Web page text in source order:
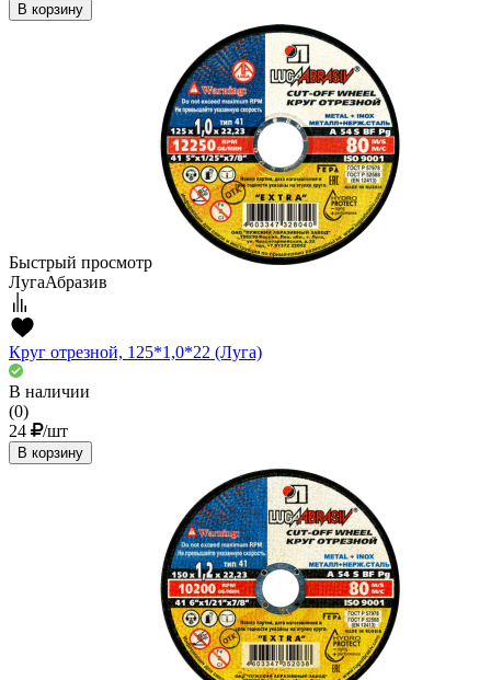
В корзину
Быстрый просмотр
ЛугаАбразив
Круг отрезной, 125*1,0*22 (Луга)
В наличии
(0)
24
/шт
В корзину